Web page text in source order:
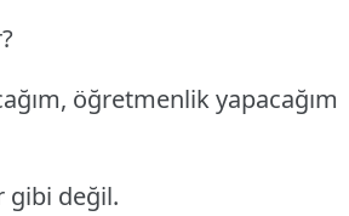
öğretmenlik yapacağım
gibi değil.